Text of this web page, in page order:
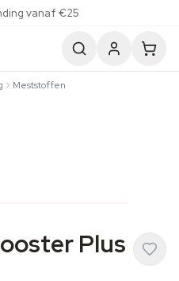
vanaf €25
Meststoffen
Plus